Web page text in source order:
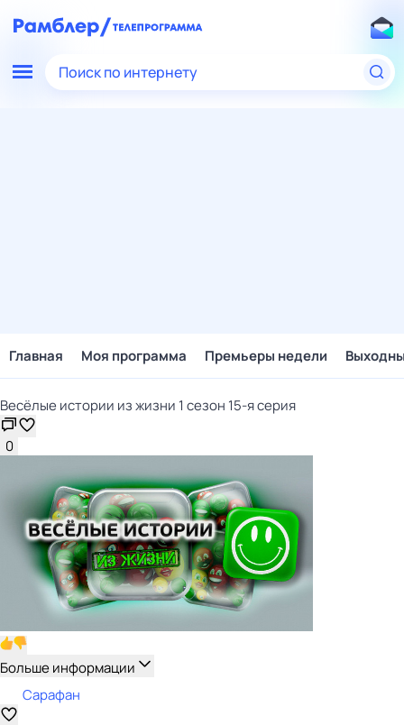
Поиск по интернету
Главная Моя программа Премьеры недели
Весёлые истории из жизни 1 сезон 15-я серия
0
Больше информации
Сарафан